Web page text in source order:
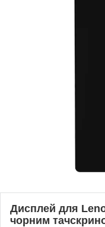
Дисплей для
чорним